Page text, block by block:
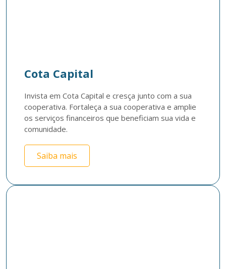
Cota Capital
Invista em Cota Capital e cresça junto com a sua
cooperativa. Fortaleça a sua cooperativa e amplie
os serviços financeiros que beneficiam sua vida e
comunidade.
Saiba mais